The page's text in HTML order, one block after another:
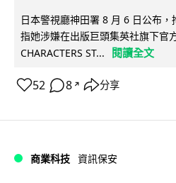
日本警視廳神田署 8 月 6 日公布，
指她涉嫌在出版巨頭集英社旗下官
CHARACTERS ST...
閱讀全文
52 8 ↗ 分享
商業科技 資訊保安